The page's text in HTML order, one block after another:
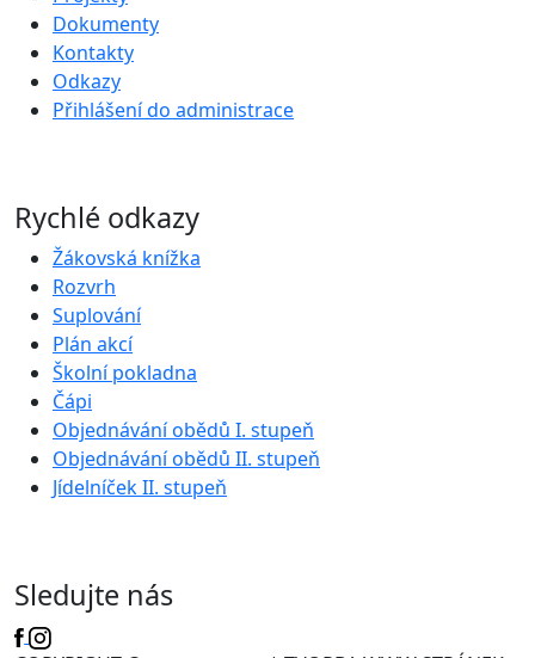
Dokumenty
Kontakty
Odkazy
Přihlášení do administrace
Rychlé odkazy
Žákovská knížka
Rozvrh
Suplování
Plán akcí
Školní pokladna
Čápi
Objednávání obědů I. stupeň
Objednávání obědů II. stupeň
Jídelníček II. stupeň
Sledujte nás